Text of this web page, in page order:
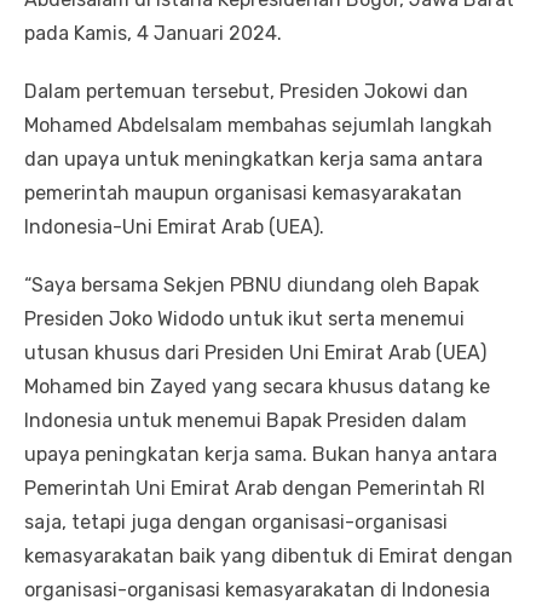
pada Kamis, 4 Januari 2024.
Dalam pertemuan tersebut, Presiden Jokowi dan
Mohamed Abdelsalam membahas sejumlah langkah
dan upaya untuk meningkatkan kerja sama antara
pemerintah maupun organisasi kemasyarakatan
Indonesia-Uni Emirat Arab (UEA).
“Saya bersama Sekjen PBNU diundang oleh Bapak
Presiden Joko Widodo untuk ikut serta menemui
utusan khusus dari Presiden Uni Emirat Arab (UEA)
Mohamed bin Zayed yang secara khusus datang ke
Indonesia untuk menemui Bapak Presiden dalam
upaya peningkatan kerja sama. Bukan hanya antara
Pemerintah Uni Emirat Arab dengan Pemerintah RI
saja, tetapi juga dengan organisasi-organisasi
kemasyarakatan baik yang dibentuk di Emirat dengan
organisasi-organisasi kemasyarakatan di Indonesia